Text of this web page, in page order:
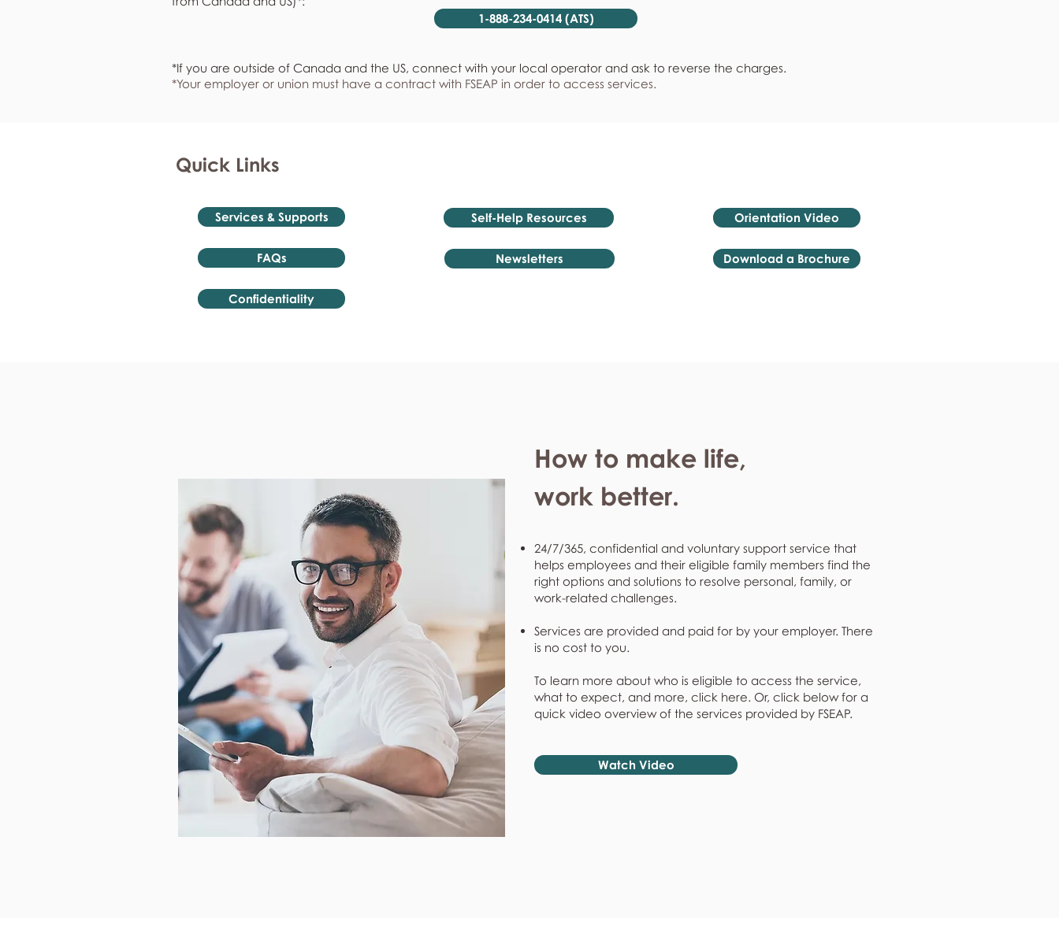
1-888-234-0414 (ATS)
*If you are outside of Canada and the US, connect with your local operator and ask to reverse the charges.
*Your employer or union must have a contract with FSEAP in order to access services.
Quick Links
Services & Supports
FAQs
Confidentiality
Self-Help Resources
Newsletters
Orientation Video
Download a Brochure
How to make life,
work better.
24/7/365, confidential and voluntary support service that
helps employees and their eligible family members find the
right options and solutions to resolve personal, family, or
work-related challenges.
Services are provided and paid for by your employer. There
is no cost to you.
To learn more about who is eligible to access the service,
what to expect, and more, click here. Or, click below for a
quick video overview of the services provided by FSEAP.
Watch Video